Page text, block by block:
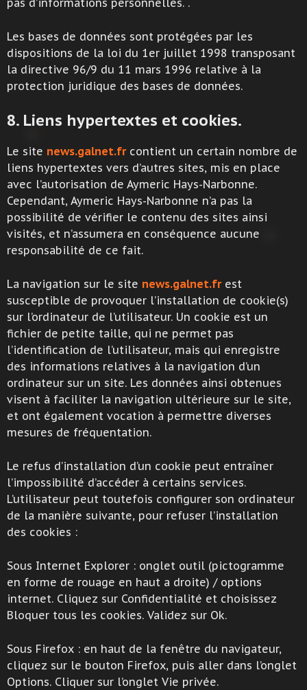
pas d’informations personnelles. .
Les bases de données sont protégées par les
dispositions de la loi du 1er juillet 1998 transposant
la directive 96/9 du 11 mars 1996 relative à la
protection juridique des bases de données.
8. Liens hypertextes et cookies.
Le site news.galnet.frcontient un certain nombre de
liens hypertextes vers d’autres sites, mis en place
avec l’autorisation de Aymeric Hays-Narbonne.
Cependant, Aymeric Hays-Narbonne n’a pas la
possibilité de vérifier le contenu des sites ainsi
visités, et n’assumera en conséquence aucune
responsabilité de ce fait.
La navigation sur le site news.galnet.frest
susceptible de provoquer l’installation de cookie(s)
sur l’ordinateur de l’utilisateur. Un cookie est un
fichier de petite taille, qui ne permet pas
l’identification de l’utilisateur, mais qui enregistre
des informations relatives à la navigation d’un
ordinateur sur un site. Les données ainsi obtenues
visent à faciliter la navigation ultérieure sur le site,
et ont également vocation à permettre diverses
mesures de fréquentation.
Le refus d’installation d’un cookie peut entraîner
l’impossibilité d’accéder à certains services.
L’utilisateur peut toutefois configurer son ordinateur
de la manière suivante, pour refuser l’installation
des cookies :
Sous Internet Explorer : onglet outil (pictogramme
en forme de rouage en haut a droite) / options
internet. Cliquez sur Confidentialité et choisissez
Bloquer tous les cookies. Validez sur Ok.
Sous Firefox : en haut de la fenêtre du navigateur,
cliquez sur le bouton Firefox, puis aller dans l’onglet
Options. Cliquer sur l’onglet Vie privée.